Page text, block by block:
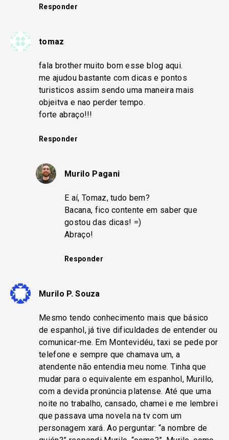
Responder
tomaz
fala brother muito bom esse blog aqui.
me ajudou bastante com dicas e pontos
turisticos assim sendo uma maneira mais
objeitva e nao perder tempo.
forte abraço!!!
Responder
Murilo Pagani
E aí, Tomaz, tudo bem?
Bacana, fico contente em saber que
gostou das dicas! =)
Abraço!
Responder
Murilo P. Souza
Mesmo tendo conhecimento mais que básico
de espanhol, já tive dificuldades de entender ou
comunicar-me. Em Montevidéu, taxi se pede por
telefone e sempre que chamava um, a
atendente não entendia meu nome. Tinha que
mudar para o equivalente em espanhol, Murillo,
com a devida pronúncia platense. Até que uma
noite no trabalho, cansado, chamei e me lembrei
que passava uma novela na tv com um
personagem xará. Ao perguntar: “a nombre de